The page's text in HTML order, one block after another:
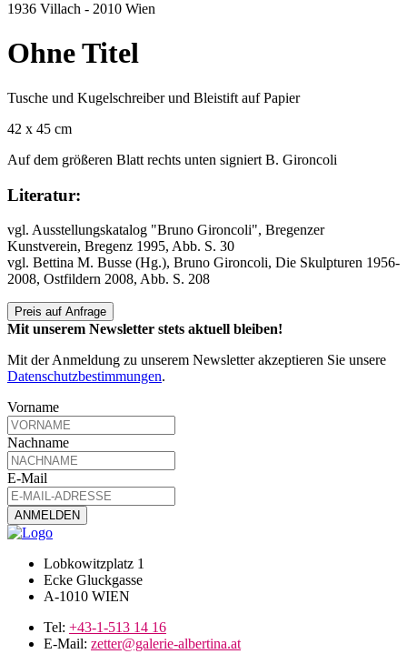
1936 Villach - 2010 Wien
Ohne Titel
Tusche und Kugelschreiber und Bleistift auf Papier
42 x 45 cm
Auf dem größeren Blatt rechts unten signiert B. Gironcoli
Literatur:
vgl. Ausstellungskatalog "Bruno Gironcoli", Bregenzer
Kunstverein, Bregenz 1995, Abb. S. 30
vgl. Bettina M. Busse (Hg.), Bruno Gironcoli, Die Skulpturen 1956-
2008, Ostfildern 2008, Abb. S. 208
Preis auf Anfrage
Mit unserem Newsletter stets aktuell bleiben!
Mit der Anmeldung zu unserem Newsletter akzeptieren Sie unsere
Datenschutzbestimmungen.
Vorname
Nachname
E-Mail
Lobkowitzplatz 1
Ecke Gluckgasse
A-1010 WIEN
Tel: +43-1-513 14 16
E-Mail: zetter@galerie-albertina.at